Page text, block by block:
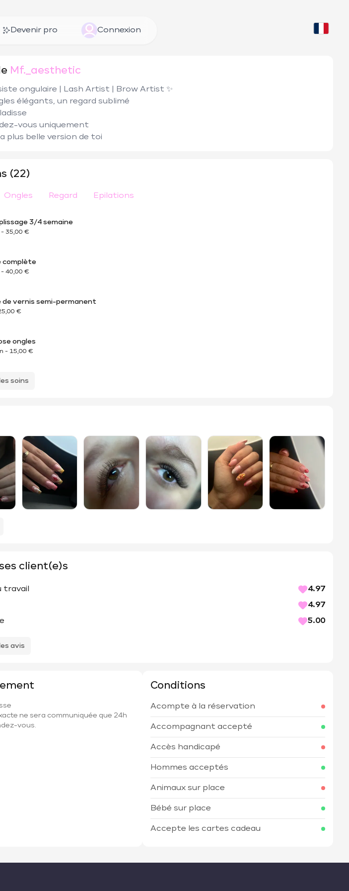
Devenir pro Connexion
Mf._aesthetic
ongulaire | Lash Artist | Brow Artist ✨
élégants, un regard sublimé
vous uniquement
plus belle version de toi
(22)
Ongles Regard Epilations
3/4 semaine
- 35,00 €
complète
- 40,00 €
de vernis semi-permanent
€
ongles
- 15,00 €
soins
client(e)s
travail
4.97
4.97
5.00
avis
ne sera communiquée que 24h
vous.
Conditions
Acompte à la réservation
Accompagnant accepté
Accès handicapé
Hommes acceptés
Animaux sur place
Bébé sur place
Accepte les cartes cadeau